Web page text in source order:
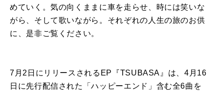
めていく。気の向くまま に車を走らせ 、時に は笑いな
がら、 そして歌いながら。それぞれの 人 生の旅のお供
に
是非ご覧ください。
7月2日 に リリースされる EP 『TSUBASA 』は、4月16
日 に先行配信された「ハッピーエンド 」 含む全6曲 を